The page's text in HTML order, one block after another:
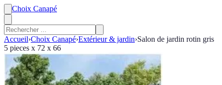
Choix Canapé
Accueil›Choix Canapé›Extérieur & jardin›Salon de jardin rotin gris
5 pieces x 72 x 66